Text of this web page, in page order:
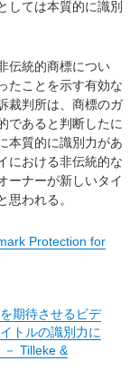
しては本質的に識別
伝統的商標につい
たことを示す有効な
裁判所は、商標のガ
であると判断したに
本質的に識別力があ
における非伝統的な
ーナーが新しいタイ
われる。
Protection for
期待させるビデ
トルの識別力に
－ Tilleke &